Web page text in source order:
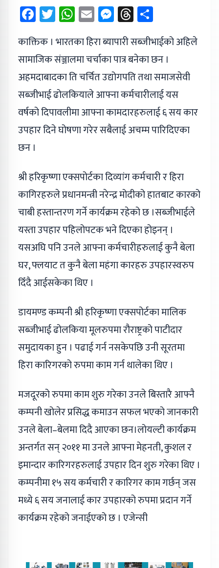
Facebook
Twitter
WhatsApp
EmailMessenger
Threads
काक्तिक । भारतका हिरा ब्यापारी सब्जीभाईको अहिले
सामाजिक संञ्जालमा चर्चाका पात्र बनेका छन ।
अहमदाबादका ति चर्चित उद्योगपति तथा समाजसेवी
सब्जीभाई ढोलकियाले आफ्ना कर्मचारीलाई यस
वर्षको दिपावलीमा आफ्ना कामदारहरुलाई ६ सय कार
उपहार दिने घोषणा गरेर सबैलाई अचम्म पारिदिएका
छन ।
श्री हरिकृष्णा एक्सपोर्टका दिव्यांग कर्मचारी र हिरा
कागिरहरुले प्रधानमन्त्री नरेन्द्र मोदीको हातबाट कारको
चाबी हस्तान्तरण गर्ने कार्यक्रम रहेको छ ।सब्जीभाईले
यस्ता उपहार पहिलोपटक भने दिएका होइनन् ।
यसअघि पनि उनले आफ्ना कर्मचारीहरुलाई कुनै बेला
घर, फ्लयाट त कुनै बेला महंगा कारहरु उपहारस्वरुप
दिँदै आईसकेका थिए ।
डायमण्ड कम्पनी श्री हरिकृष्णा एक्सपोर्टका मालिक
सब्जीभाई ढोलकिया मूलरुपमा रौराष्ट्रको पाटीदार
समुदायका हुन । पढाई गर्न नसकेपछि उनी सूरतमा
हिरा कारिगरको रुपमा काम गर्न थालेका थिए ।
मजदूरको रुपमा काम शुरु गरेका उनले बिस्तारै आफ्नै
कम्पनी खोलेर प्रसिद्ध कमाउन सफल भएको जानकारी
उनले बेला–बेलमा दिदै आएका छन।लोयल्टी कार्यक्रम
अन्तर्गत सन् २०११ मा उनले आफ्ना मेहनती, कुशल र
इमान्दार कारिगरहरुलाई उपहार दिन शुरु गरेका थिए ।
कम्पनीमा १५ सय कर्मचारी र कारिगर काम गर्छन् जस
मध्ये ६ सय जनालाई कार उपहारको रुपमा प्रदान गर्ने
कार्यक्रम रहेको जनाईएको छ । एजेन्सी